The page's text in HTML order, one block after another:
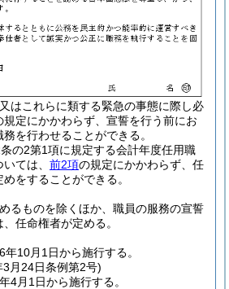
はこれらに類する緊急の事態に際し必
規定にかかわらず、宣誓を行う前にお
を行わせることができる。
の2第1項に規定する会計年度任用職
ては、 前2項の規定にかかわらず、任
をすることができる。
るものを除くほか、職員の服務の宣誓
任命権者が定める。
10月1日から施行する。
3月24日条例第2号)
4月1日から施行する。